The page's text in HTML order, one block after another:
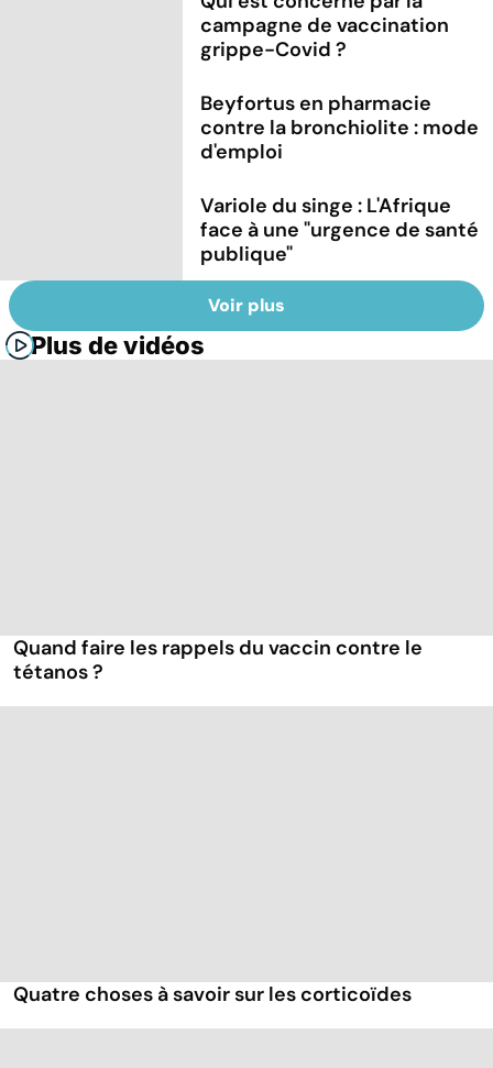
campagne de vaccination
grippe-Covid ?
Beyfortus en pharmacie
contre la bronchiolite : mode
d'emploi
Variole du singe : L'Afrique
face à une "urgence de santé
publique"
Voir plus
Plus de vidéos
Quand faire les rappels du vaccin contre le
tétanos ?
Quatre choses à savoir sur les corticoïdes